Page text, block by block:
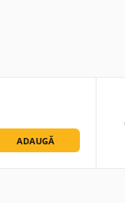
ADAUGĂ